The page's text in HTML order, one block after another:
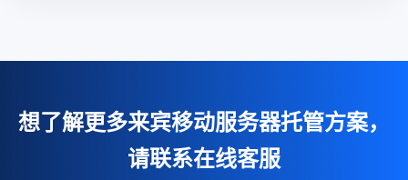
想了解更多来宾移动服务器托管方案，
请联系在线客服